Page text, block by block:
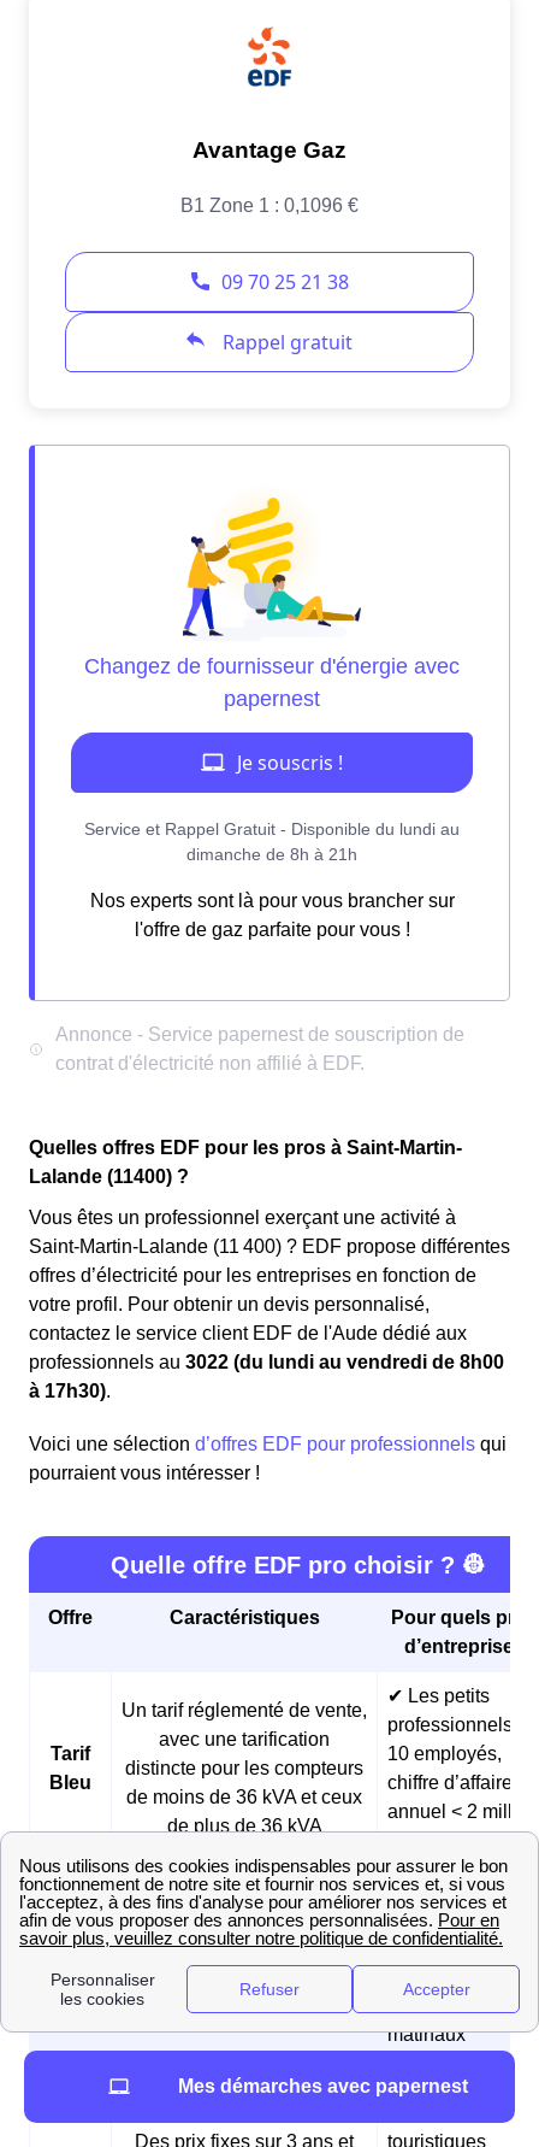
Nos experts sont là pour vous brancher sur
l'offre de gaz parfaite pour vous !
Quelles offres EDF pour les pros à Saint-Martin-
Lalande (11400) ?
Vous êtes un professionnel exerçant une activité à
Saint-Martin-Lalande (11 400) ? EDF propose différentes
offres d’électricité pour les entreprises en fonction de
votre profil. Pour obtenir un devis personnalisé,
contactez le service client EDF de l'Aude dédié aux
professionnels au 3022 (du lundi au vendredi de 8h00
à 17h30).
Voici une sélection d’offres EDF pour professionnels qui
pourraient vous intéresser !
Quelle offre EDF pro choisir ? 👷
Offre Caractéristiques
Pour quels
d’entreprises
Tarif
Bleu
Un tarif réglementé de vente,
avec une tarification
distincte pour les compteurs
de moins de 36 kVA et ceux
de plus de 36 kVA
✔ Les petits
professionnels (<
10 employés,
chiffre d’affaires
annuel < 2
Offre
Matina
Des prix fixes sur 3 ans et
des tarifs réduits pendant les
heures creuses du matin
✔ Les
et les pâtisseries
✔ Les fermes
professionnels
matinaux
Des prix fixes sur 3 ans et
✔ Les
touristiques
Mes démarches avec papernest